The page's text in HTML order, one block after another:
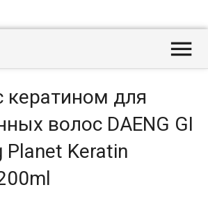
для
волос DAENG GI
Planet Keratin